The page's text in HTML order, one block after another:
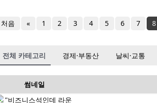
처음 « 1 2 3 4 5 6 7 8
전체 카테고리 경제·부동산 날씨·교통
썸네일